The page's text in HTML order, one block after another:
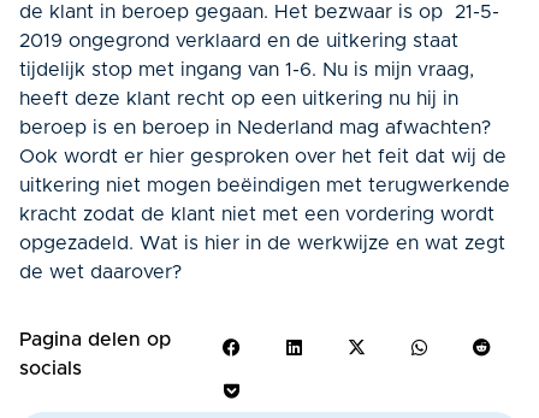
de klant in beroep gegaan. Het bezwaar is op 21-5-
2019 ongegrond verklaard en de uitkering staat
tijdelijk stop met ingang van 1-6. Nu is mijn vraag,
heeft deze klant recht op een uitkering nu hij in
beroep is en beroep in Nederland mag afwachten?
Ook wordt er hier gesproken over het feit dat wij de
uitkering niet mogen beëindigen met terugwerkende
kracht zodat de klant niet met een vordering wordt
opgezadeld. Wat is hier in de werkwijze en wat zegt
de wet daarover?
Pagina delen op
socials